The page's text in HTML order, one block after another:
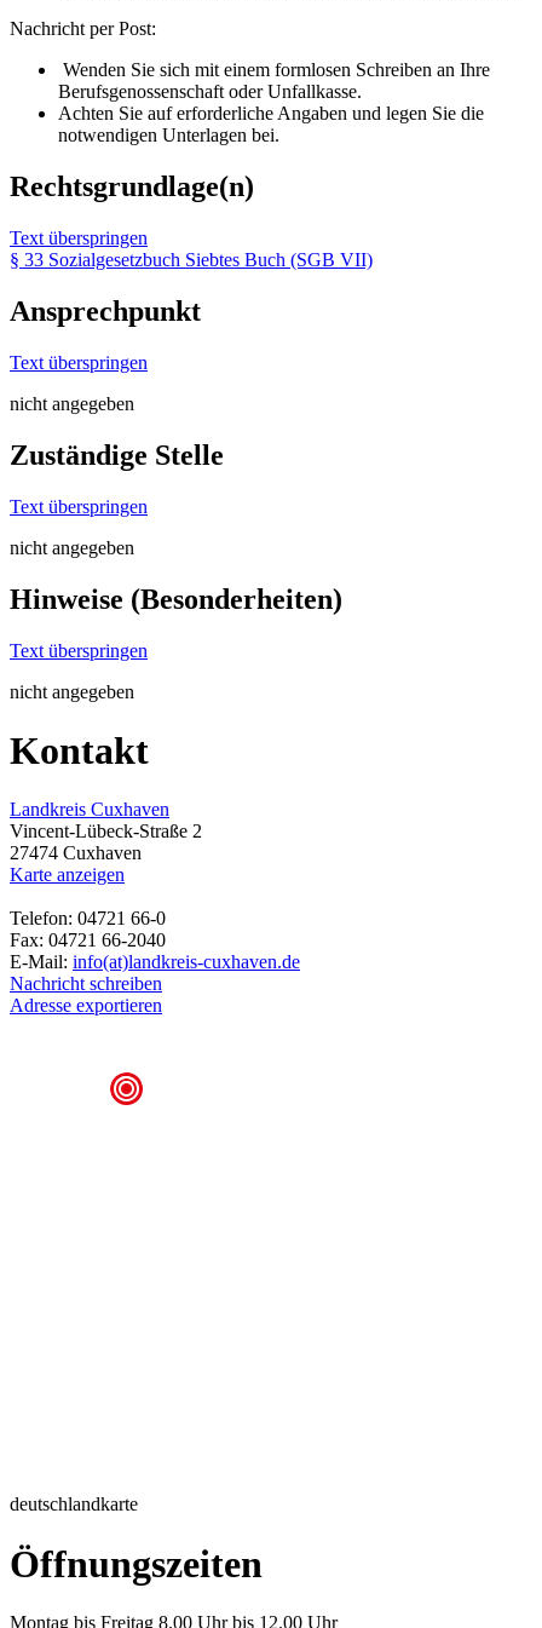
Nachricht per Post:
Wenden Sie sich mit einem formlosen Schreiben an Ihre
Berufsgenossenschaft oder Unfallkasse.
Achten Sie auf erforderliche Angaben und legen Sie die
notwendigen Unterlagen bei.
Rechtsgrundlage(n)
Text überspringen
§ 33 Sozialgesetzbuch Siebtes Buch (SGB VII)
Ansprechpunkt
Text überspringen
nicht angegeben
Zuständige Stelle
Text überspringen
nicht angegeben
Hinweise (Besonderheiten)
Text überspringen
nicht angegeben
Kontakt
Landkreis Cuxhaven
Vincent-Lübeck-Straße 2
27474 Cuxhaven
Karte anzeigen
Telefon: 04721 66-0
Fax: 04721 66-2040
E-Mail: info(at)landkreis-cuxhaven.de
Nachricht schreiben
Adresse exportieren
deutschlandkarte
Öffnungszeiten
Montag bis Freitag 8.00 Uhr bis 12.00 Uhr